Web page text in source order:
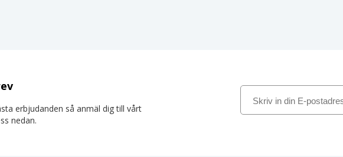
erbjudanden så anmäl dig till vårt
nedan.